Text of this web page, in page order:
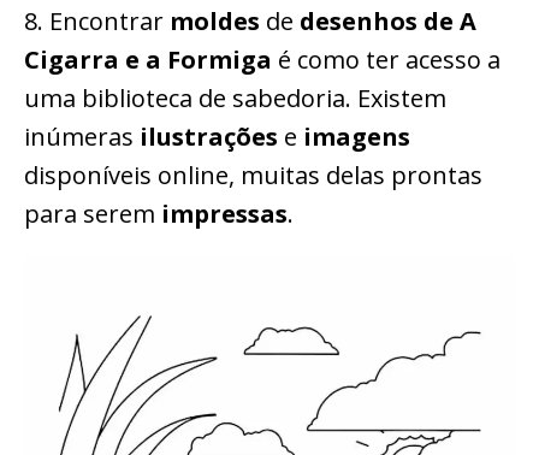
8. Encontrar moldes de desenhos de A
Cigarra e a Formiga é como ter acesso a
uma biblioteca de sabedoria. Existem
inúmeras ilustrações e imagens
disponíveis online, muitas delas prontas
para serem impressas.